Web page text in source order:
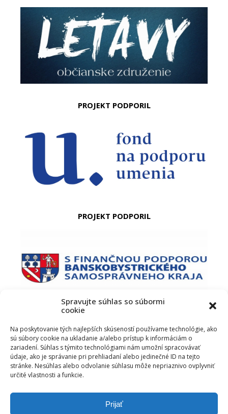
Spravujte súhlas so súbormi
cookie
Na poskytovanie tých najlepších skúseností používame technológie, ako
sú súbory cookie na ukladanie a/alebo prístup k informáciám o
zariadení. Súhlas s týmito technológiami nám umožní spracovávať
údaje, ako je správanie pri prehliadaní alebo jedinečné ID na tejto
stránke. Nesúhlas alebo odvolanie súhlasu môže nepriaznivo ovplyvniť
určité vlastnosti a funkcie.
Prijať
PROJEKT PODPORIL
PROJEKT PODPORIL
PODUJATIE PODPORIL